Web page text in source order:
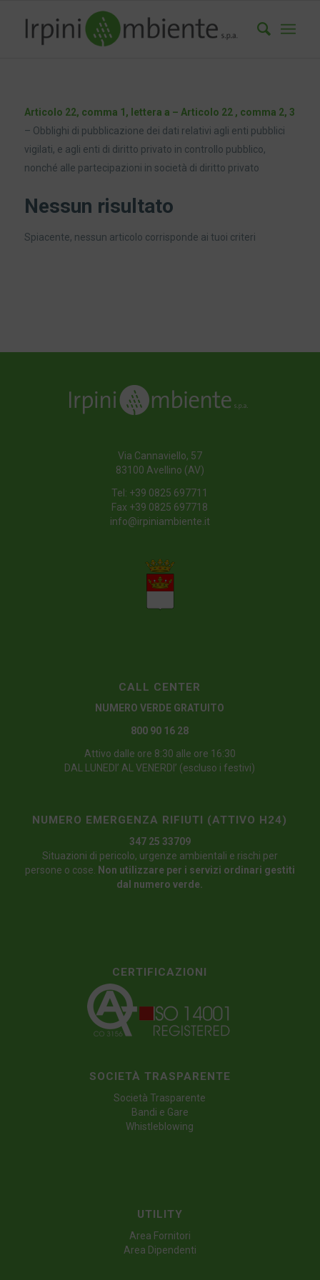
Articolo 22, comma 1, lettera a – Articolo 22 , comma 2, 3
– Obblighi di pubblicazione dei dati relativi agli enti pubblici
vigilati, e agli enti di diritto privato in controllo pubblico,
nonché alle partecipazioni in società di diritto privato
Nessun risultato
Spiacente, nessun articolo corrisponde ai tuoi criteri
Via Cannaviello, 57
83100 Avellino (AV)
Tel: +39 0825 697711
Fax +39 0825 697718
info@irpiniambiente.it
CALL CENTER
NUMERO VERDE GRATUITO
800 90 16 28
Attivo dalle ore 8:30 alle ore 16:30
DAL LUNEDI’ AL VENERDI’ (escluso i festivi)
NUMERO EMERGENZA RIFIUTI (ATTIVO H24)
347 25 33709
Situazioni di pericolo, urgenze ambientali e rischi per
persone o cose.
Non utilizzare per i servizi ordinari gestiti
dal numero verde.
CERTIFICAZIONI
SOCIETÀ TRASPARENTE
Società Trasparente
Bandi e Gare
Whistleblowing
UTILITY
Area Fornitori
Area Dipendenti